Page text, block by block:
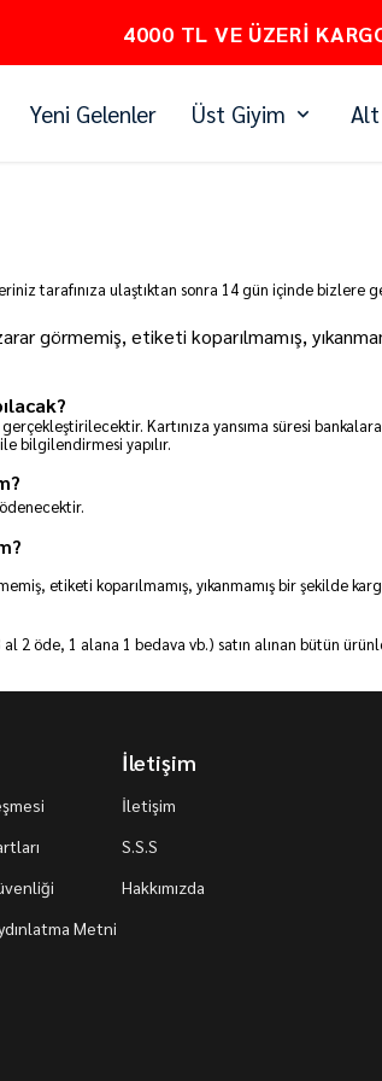
4000 TL VE ÜZERI
Yeni Gelenler Üst Giyim Alt
tarafınıza ulaştıktan sonra 14 gün içinde
görmemiş, etiketi koparılmamış,
Kartınıza yansıma süresi
bilgilendirmesi yapılır.
etiketi koparılmamış, yıkanmamış bir şekilde
2 öde, 1 alana 1 bedava vb.) satın alınan bütün
Metni
İletişim
İletişim
S.S.S
Hakkımızda